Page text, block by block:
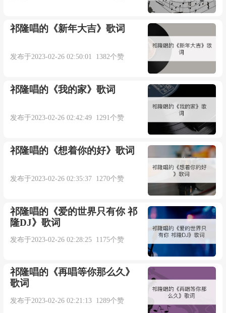
我放过我自己
威仔：
这冰冷的房间里面
祁隆唱的《新年大吉》歌词
发布于2023-02-26 02:50:01 1382个赞
祁隆唱的《我的家》歌词
发布于2023-02-26 02:42:49 1291个赞
祁隆唱的《想着你的好》歌词
发布于2023-02-26 02:35:37 1270个赞
祁隆唱的《爱的世界只有你 祁
隆DJ》歌词
发布于2023-02-26 02:28:25 1175个赞
祁隆唱的《再唱等你那么久》
歌词
发布于2023-02-26 02:21:13 1289个赞